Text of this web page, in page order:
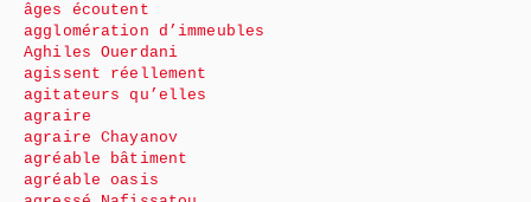
âges écoutent
agglomération d’immeubles
Aghiles Ouerdani
agissent réellement
agitateurs qu’elles
agraire
agraire Chayanov
agréable bâtiment
agréable oasis